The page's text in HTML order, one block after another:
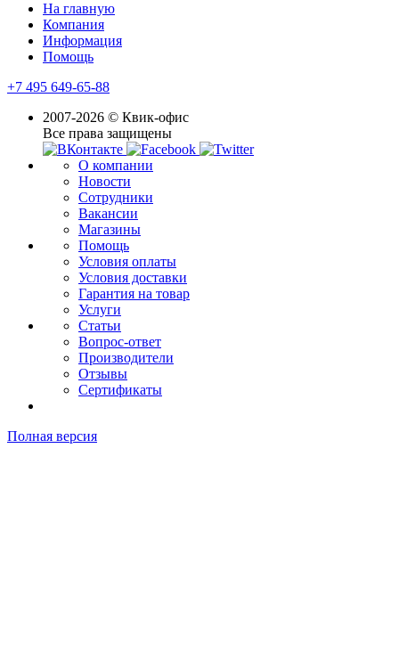
На главную
Компания
Информация
Помощь
+7 495 649-65-88
2007-2026 © Квик-офис
Все права защищены
О компании
Новости
Сотрудники
Вакансии
Магазины
Помощь
Условия оплаты
Условия доставки
Гарантия на товар
Услуги
Статьи
Вопрос-ответ
Производители
Отзывы
Сертификаты
Полная версия